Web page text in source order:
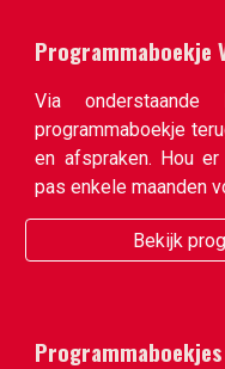
Programmaboekje
Via
programmaboekje
en afspraken. Hou
pas enkele maanden
Bekijk